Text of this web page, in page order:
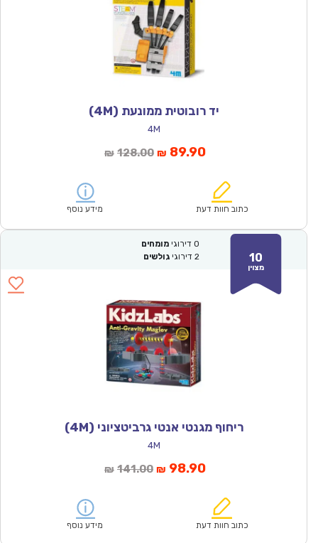
יד רובוטית ממונעת (4M)
4M
₪ 128.00המחיר
₪128.00.
₪ 89.90המחיר
הוא:
כתוב חוות דעת מידע נוסף
10
מצוין
0 דירוגי מומחים
2 דירוגי גולשים
ריחוף מגנטי אנטי גרביטציוני (4M)
4M
₪ 141.00המחיר
₪141.00.
₪ 98.90המחיר
הוא:
כתוב חוות דעת מידע נוסף